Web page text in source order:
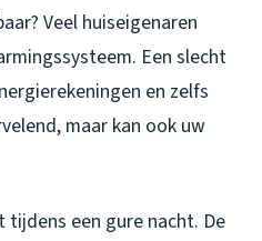
Veel huiseigenaren
Een slecht
en zelfs
maar kan ook uw
een gure nacht. De